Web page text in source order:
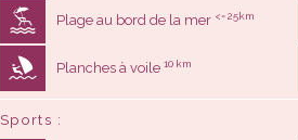
Plage au bord de la mer <= 25km
Planches à voile 10 km
Sports